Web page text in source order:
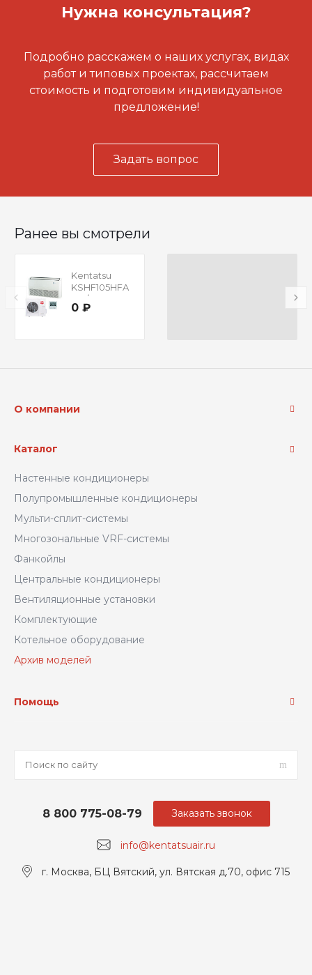
Нужна консультация?
Подробно расскажем о наших услугах, видах
работ и типовых проектах, рассчитаем
стоимость и подготовим индивидуальное
предложение!
Задать вопрос
Ранее вы смотрели
Kentatsu
KSHF105HFA
N3 /
KSUT105HFA
0 ₽
О компании
Каталог
Настенные кондиционеры
Полупромышленные кондиционеры
Мульти-сплит-системы
Многозональные VRF-системы
Фанкойлы
Центральные кондиционеры
Вентиляционные установки
Комплектующие
Котельное оборудование
Архив моделей
Помощь
info@kentatsuair.ru
8 800 775-08-79
г. Москва, БЦ Вятский, ул. Вятская д.70, офис 715
Заказать звонок